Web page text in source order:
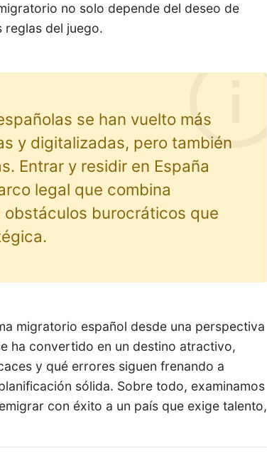
no solo depende del deseo de
reglas del juego.
se han vuelto más
y digitalizadas, pero también
Entrar y residir en España
legal que combina
burocráticos que
migratorio español desde una perspectiva
ha convertido en un destino atractivo,
y qué errores siguen frenando a
sólida. Sobre todo, examinamos
con éxito a un país que exige talento,